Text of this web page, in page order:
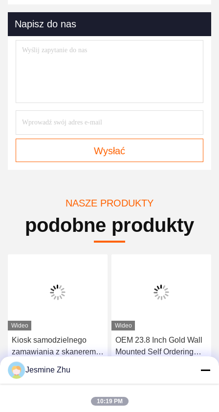
Napisz do nas
Wysłać
NASZE PRODUKTY
podobne produkty
Wideo
Kiosk samodzielnego
zamawiania z skanerem
kodów kreskowych i
drukarką termiczną
Uzyskaj najlepszą cenę
Wideo
OEM 23.8 Inch Gold Wall
Mounted Self Ordering
Jesmine Zhu
10:19 PM